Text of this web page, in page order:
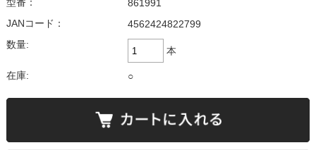
型番：
861991
JANコード：
4562424822799
数量:
本
在庫: ○